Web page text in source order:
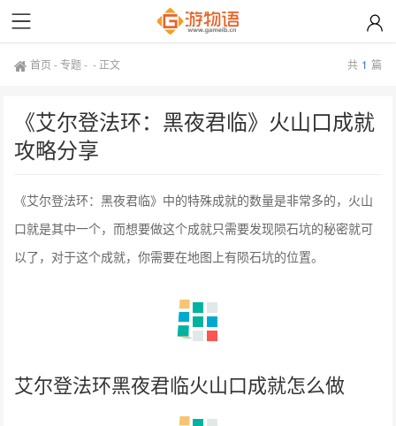
首页 -专题- - 正文 共 1 篇
《艾尔登法环：黑夜君临》火山口成就
攻略分享
《艾尔登法环：黑夜君临》中的特殊成就的数量是非常多的，火山
口就是其中一个，而想要做这个成就只需要发现陨石坑的秘密就可
以了，对于这个成就，你需要在地图上有陨石坑的位置。
艾尔登法环黑夜君临火山口成就怎么做